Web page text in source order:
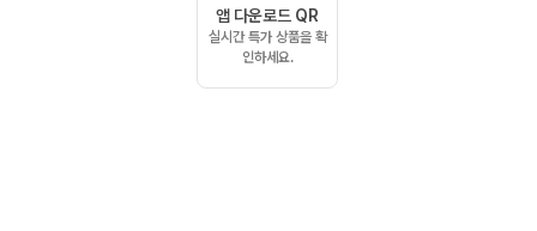
앱 다운로드 QR
실시간 특가 상품을 확
인하세요.